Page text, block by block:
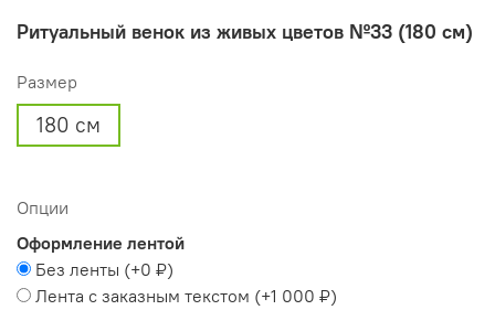
Ритуальный венок из живых цветов №33 (180 см)
Размер
180 см
Опции
Оформление лентой
Без ленты (+0 ₽)
Лента с заказным текстом (+1 000 ₽)